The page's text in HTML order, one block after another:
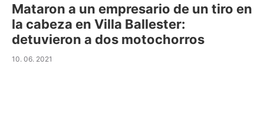
Mataron a un empresario de un tiro en
la cabeza en Villa Ballester:
detuvieron a dos motochorros
10. 06. 2021